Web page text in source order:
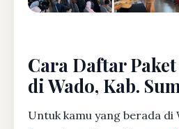
Cara Daftar
di Wado, Kab.
Untuk kamu yang berada di